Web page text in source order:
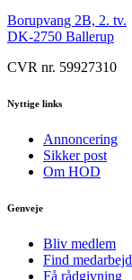
Borupvang 2B, 2. tv.
DK-2750 Ballerup
CVR nr. 59927310
Nyttige links
Annoncering
Sikker post
Om HOD
Genveje
Bliv medlem
Find
Få rådgivning